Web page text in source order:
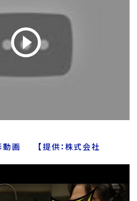
動画 【提供：株式会社